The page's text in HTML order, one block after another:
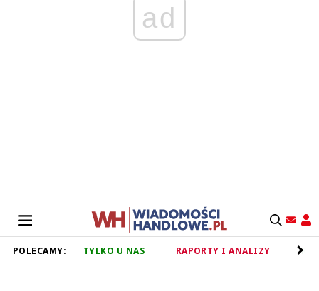
ad
POLECAMY: TYLKO U NAS RAPORTY I ANALIZY